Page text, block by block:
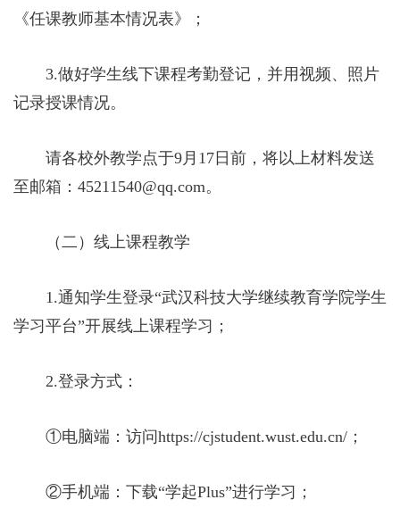
《任课教师基本情况表》；
3.做好学生线下课程考勤登记，并用视频、照片
记录授课情况。
请各校外教学点于9月17日前，将以上材料发送
至邮箱：45211540@qq.com。
（二）线上课程教学
1.通知学生登录“武汉科技大学继续教育学院学生
学习平台”开展线上课程学习；
2.登录方式：
①电脑端：访问https://cjstudent.wust.edu.cn/；
②手机端：下载“学起Plus”进行学习；